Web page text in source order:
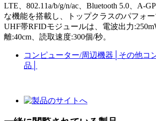
LTE、802.11a/b/g/n/ac、Bluetooth 5.0、A-
な機能を搭載し、トップクラスのパフォー
UHF帯RFIDモジュールは、電波出力
離:40cm、読取速度:300個/秒。
コンピューター/周辺機器
その他コ
品